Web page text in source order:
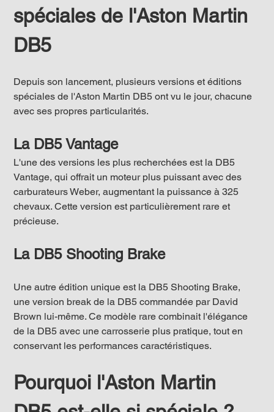
spéciales de l'Aston Martin
DB5
Depuis son lancement, plusieurs versions et éditions
spéciales de l'Aston Martin DB5 ont vu le jour, chacune
avec ses propres particularités.
La DB5 Vantage
L'une des versions les plus recherchées est la DB5
Vantage, qui offrait un moteur plus puissant avec des
carburateurs Weber, augmentant la puissance à 325
chevaux. Cette version est particulièrement rare et
précieuse.
La DB5 Shooting Brake
Une autre édition unique est la DB5 Shooting Brake,
une version break de la DB5 commandée par David
Brown lui-même. Ce modèle rare combinait l'élégance
de la DB5 avec une carrosserie plus pratique, tout en
conservant les performances caractéristiques.
Pourquoi l'Aston Martin